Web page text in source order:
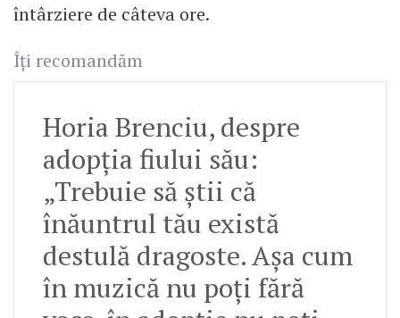
întârziere de câteva ore.
Îți recomandăm
Horia Brenciu, despre
adopția fiului său:
„Trebuie să știi că
înăuntrul tău există
destulă dragoste. Așa cum
în muzică nu poți fără